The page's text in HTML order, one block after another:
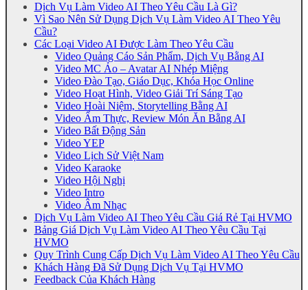
Dịch Vụ Làm Video AI Theo Yêu Cầu Là Gì?
Vì Sao Nên Sử Dụng Dịch Vụ Làm Video AI Theo Yêu
Cầu?
Các Loại Video AI Được Làm Theo Yêu Cầu
Video Quảng Cáo Sản Phẩm, Dịch Vụ Bằng AI
Video MC Ảo – Avatar AI Nhép Miệng
Video Đào Tạo, Giáo Dục, Khóa Học Online
Video Hoạt Hình, Video Giải Trí Sáng Tạo
Video Hoài Niệm, Storytelling Bằng AI
Video Ẩm Thực, Review Món Ăn Bằng AI
Video Bất Động Sản
Video YEP
Video Lịch Sử Việt Nam
Video Karaoke
Video Hội Nghị
Video Intro
Video Âm Nhạc
Dịch Vụ Làm Video AI Theo Yêu Cầu Giá Rẻ Tại HVMO
Bảng Giá Dịch Vụ Làm Video AI Theo Yêu Cầu Tại
HVMO
Quy Trình Cung Cấp Dịch Vụ Làm Video AI Theo Yêu Cầu
Khách Hàng Đã Sử Dụng Dịch Vụ Tại HVMO
Feedback Của Khách Hàng